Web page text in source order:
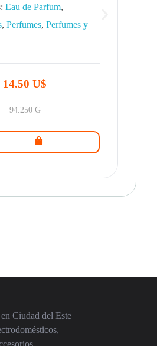
Eau de Parfum,
, Perfumes, Perfumes y
14.50 U$
94.250 ₲
Ciudad del Este